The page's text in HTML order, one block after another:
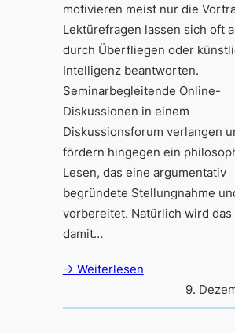
motivieren meist nur die
Lektürefragen lassen sich oft
durch Überfliegen oder
Intelligenz beantworten.
Seminarbegleitende Online-
Diskussionen in einem
Diskussionsforum verlangen
fördern hingegen ein
Lesen, das eine argumentativ
begründete Stellungnahme
vorbereitet. Natürlich wird das
damit…
→ Weiterlesen
9.